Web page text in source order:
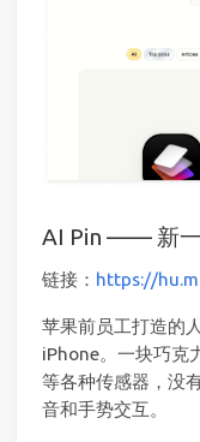
AI Pin —— 新
链接： https://
苹果前员工打造的
iPhone。一块巧克
等各种传感器，没
音和手势交互。